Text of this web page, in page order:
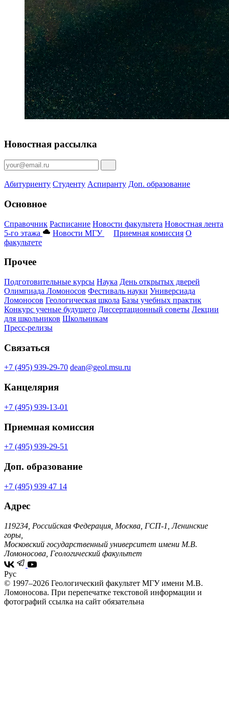
Новостная рассылка
Абитуриенту Студенту Аспиранту Доп. образование
Основное
Справочник Расписание Новости факультета Новостная лента
5-го этажа
Новости МГУ Приемная комиссия О
факультете
Прочее
Подготовительные курсы Наука День открытых дверей
Олимпиада Ломоносов Фестиваль науки Универсиада
Ломоносов Геологическая школа Базы учебных практик
Конкурс ученые будущего Диссертационный советы Лекции
для школьников Школьникам
Пресс-релизы
Связаться
+7 (495) 939-29-70 dean@geol.msu.ru
Канцелярия
+7 (495) 939-13-01
Приемная комиссия
+7 (495) 939-29-51
Доп. образование
+7 (495) 939 47 14
Адрес
119234, Российская Федерация, Москва, ГСП-1, Ленинские
горы,
Московский государственный университет имени М.В.
Ломоносова, Геологический факультет
Рус
© 1997–2026 Геологический факультет МГУ имени М.В.
Ломоносова. При перепечатке текстовой информации и
фотографий ссылка на сайт обязательна